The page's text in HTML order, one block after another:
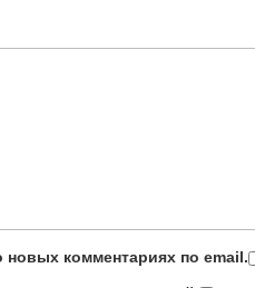
новых комментариях по email.